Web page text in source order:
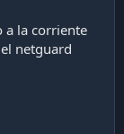
a la corriente
netguard